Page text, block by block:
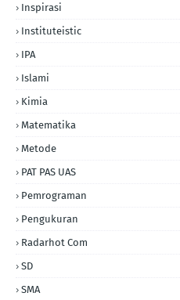
Inspirasi
Instituteistic
IPA
Islami
Kimia
Matematika
Metode
PAT PAS UAS
Pemrograman
Pengukuran
Radarhot Com
SD
SMA